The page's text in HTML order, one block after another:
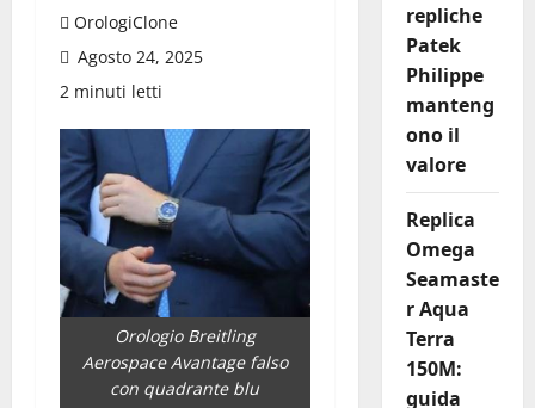
OrologiClone
Agosto 24, 2025
2 minuti letti
Orologio Breitling
Aerospace Avantage falso
con quadrante blu
repliche
Patek
Philippe
manteng
ono il
valore
Replica
Omega
Seamaste
r Aqua
Terra
150M:
guida